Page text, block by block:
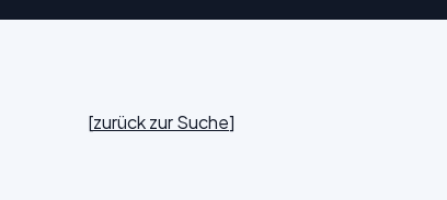
[zurück zur Suche]